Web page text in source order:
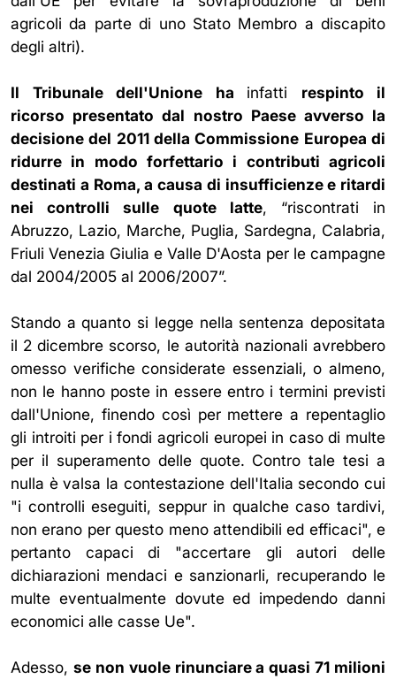
agricoli da parte di uno Stato Membro a discapito
degli altri).
Il Tribunale dell'Unione ha infatti respinto il
ricorso presentato dal nostro Paese avverso la
decisione del 2011 della Commissione Europea di
ridurre in modo forfettario i contributi agricoli
destinati a Roma, a causa di insufficienze e ritardi
nei controlli sulle quote latte, “riscontrati in
Abruzzo, Lazio, Marche, Puglia, Sardegna, Calabria,
Friuli Venezia Giulia e Valle D'Aosta per le campagne
dal 2004/2005 al 2006/2007”.
Stando a quanto si legge nella sentenza depositata
il 2 dicembre scorso, le autorità nazionali avrebbero
omesso verifiche considerate essenziali, o almeno,
non le hanno poste in essere entro i termini previsti
dall'Unione, finendo così per mettere a repentaglio
gli introiti per i fondi agricoli europei in caso di multe
per il superamento delle quote. Contro tale tesi a
nulla è valsa la contestazione dell'Italia secondo cui
"i controlli eseguiti, seppur in qualche caso tardivi,
non erano per questo meno attendibili ed efficaci", e
pertanto capaci di "accertare gli autori delle
dichiarazioni mendaci e sanzionarli, recuperando le
multe eventualmente dovute ed impedendo danni
economici alle casse Ue".
Adesso, se non vuole rinunciare a quasi 71 milioni